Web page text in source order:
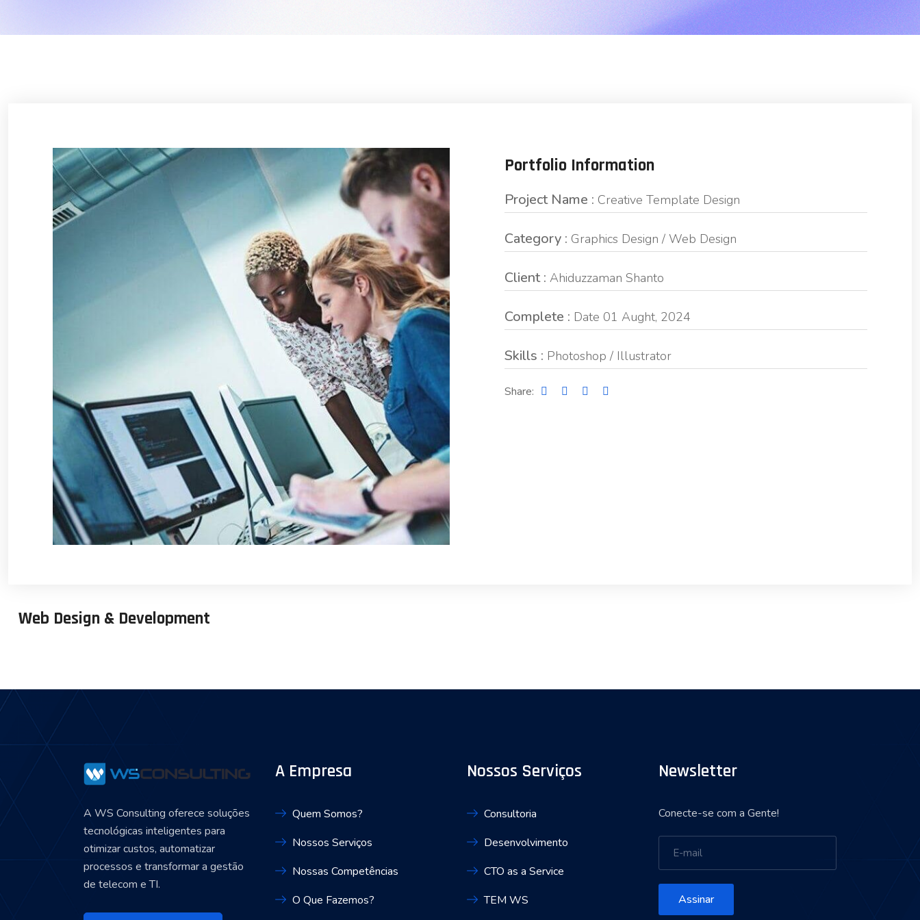
Portfolio Information
Project Name : Creative Template Design
Category : Graphics Design / Web Design
Client : Ahiduzzaman Shanto
Complete : Date 01 Aught, 2024
Skills : Photoshop / Illustrator
Share:
Web Design & Development
A WS Consulting oferece soluções
tecnológicas inteligentes para
otimizar custos, automatizar
processos e transformar a gestão
de telecom e TI.
A Empresa
Quem Somos?
Nossos Serviços
Nossas Competências
O Que Fazemos?
Nossos Serviços
Consultoria
Desenvolvimento
CTO as a Service
TEM WS
Newsletter
Conecte-se com a Gente!
Assinar